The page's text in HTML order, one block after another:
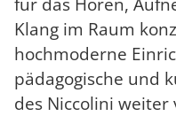
Klang im Raum
hochmoderne
pädagogische und
des Niccolini weiter